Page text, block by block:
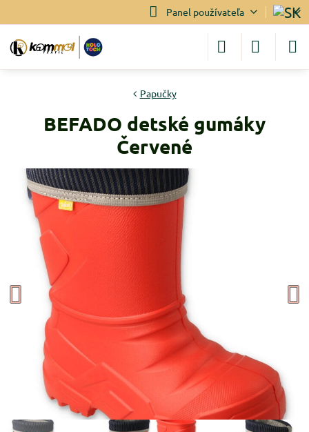
Panel používateľa
Papučky
BEFADO detské gumáky
Červené